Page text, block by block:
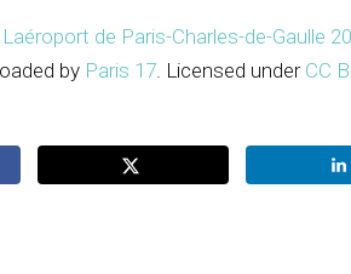
Laéroport de Paris-Charles-de-Gaulle
by Paris 17. Licensed under CC